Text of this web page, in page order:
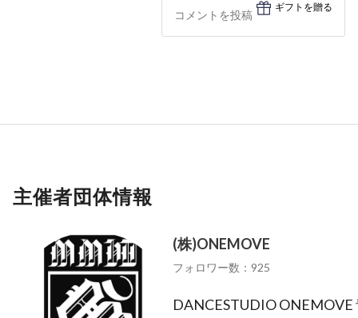
ギフトを贈る
主催者団体情報
(株)ONEMOVE
フォロワー数：925
DANCESTUDIO